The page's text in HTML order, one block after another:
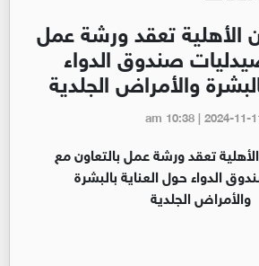
الأهلية تعقد ورشة عمل
صندوق الدواء
والأمراض الجلدية